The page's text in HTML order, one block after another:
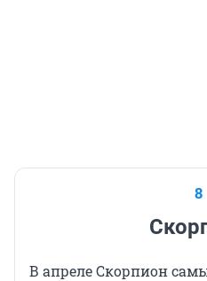
8
В апреле Скорпион